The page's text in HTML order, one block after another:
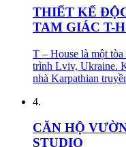
THIẾT KẾ
TAM GIÁC T-
T – House là một
trình Lviv, Ukraine.
nhà Karpathian
4.
CĂN HỘ
STUDIO